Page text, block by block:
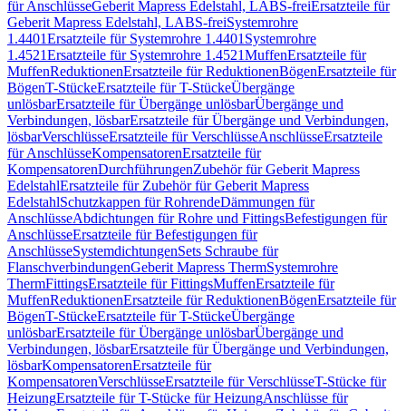
für AnschlüsseGeberit Mapress Edelstahl, LABS-freiErsatzteile für
Geberit Mapress Edelstahl, LABS-freiSystemrohre
1.4401Ersatzteile für Systemrohre 1.4401 Systemrohre
1.4521Ersatzteile für Systemrohre 1.4521MuffenErsatzteile für
MuffenReduktionenErsatzteile für ReduktionenBögenErsatzteile für
BögenT-StückeErsatzteile für T-StückeÜbergänge
unlösbarErsatzteile für Übergänge unlösbarÜbergänge und
Verbindungen, lösbarErsatzteile für Übergänge und Verbindungen,
lösbarVerschlüsseErsatzteile für VerschlüsseAnschlüsseErsatzteile
für AnschlüsseKompensatorenErsatzteile für
KompensatorenDurchführungenZubehör für Geberit Mapress
EdelstahlErsatzteile für Zubehör für Geberit Mapress
EdelstahlSchutzkappen für RohrendeDämmungen für
AnschlüsseAbdichtungen für Rohre und FittingsBefestigungen für
AnschlüsseErsatzteile für Befestigungen für
AnschlüsseSystemdichtungenSets Schraube für
FlanschverbindungenGeberit Mapress ThermSystemrohre
ThermFittingsErsatzteile für FittingsMuffenErsatzteile für
MuffenReduktionenErsatzteile für ReduktionenBögenErsatzteile für
BögenT-StückeErsatzteile für T-StückeÜbergänge
unlösbarErsatzteile für Übergänge unlösbarÜbergänge und
Verbindungen, lösbarErsatzteile für Übergänge und Verbindungen,
lösbarKompensatorenErsatzteile für
KompensatorenVerschlüsseErsatzteile für VerschlüsseT-Stücke für
HeizungErsatzteile für T-Stücke für HeizungAnschlüsse für